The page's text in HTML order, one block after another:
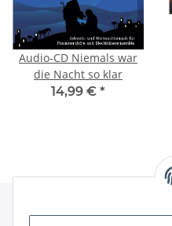
Audio-CD Niemals war
die Nacht so klar
14,99 € *